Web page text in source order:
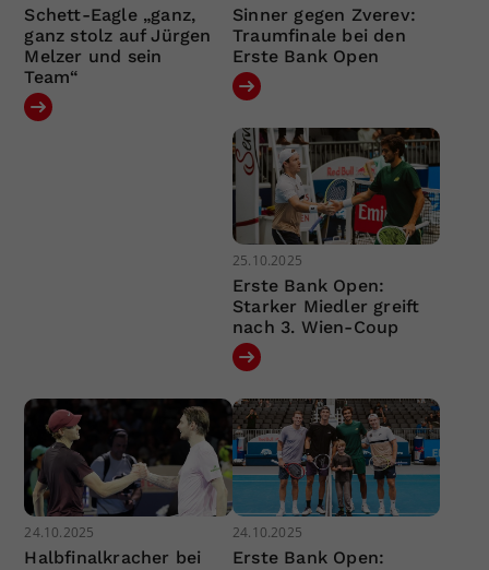
Schett-Eagle „ganz,
ganz stolz auf Jürgen
Melzer und sein
Team“
Sinner gegen Zverev:
Traumfinale bei den
Erste Bank Open
25.10.2025
Erste Bank Open:
Starker Miedler greift
nach 3. Wien-Coup
24.10.2025
Halbfinalkracher bei
24.10.2025
Erste Bank Open: